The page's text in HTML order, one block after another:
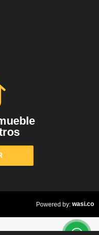
Powered by: wasi.co